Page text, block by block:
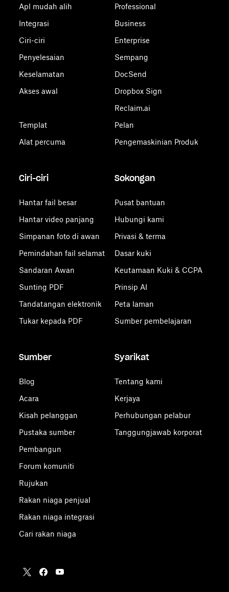
Apl mudah alih
Integrasi
Ciri-ciri
Penyelesaian
Keselamatan
Akses awal
Templat
Alat percuma
Professional
Business
Enterprise
Sempang
DocSend
Dropbox Sign
Reclaim.ai
Pelan
Pengemaskinian Produk
Ciri-ciri
Hantar fail besar
Hantar video panjang
Simpanan foto di awan
Pemindahan fail selamat
Sandaran Awan
Sunting PDF
Tandatangan elektronik
Tukar kepada PDF
Sokongan
Pusat bantuan
Hubungi kami
Privasi & terma
Dasar kuki
Keutamaan Kuki & CCPA
Prinsip AI
Peta laman
Sumber pembelajaran
Sumber
Blog
Acara
Kisah pelanggan
Pustaka sumber
Pembangun
Forum komuniti
Rujukan
Rakan niaga penjual
Rakan niaga integrasi
Cari rakan niaga
Syarikat
Tentang kami
Kerjaya
Perhubungan pelabur
Tanggungjawab korporat